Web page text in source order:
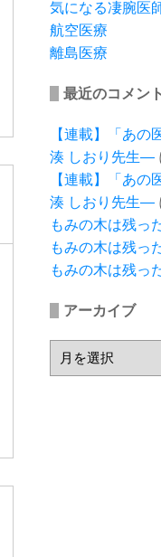
気になる凄腕医
航空医療
離島医療
最近のコメント
【連載】「あ
湊 しおり先生―
【連載】「あ
湊 しおり先生―
もみの木は残っ
もみの木は残っ
もみの木は残っ
アーカイブ